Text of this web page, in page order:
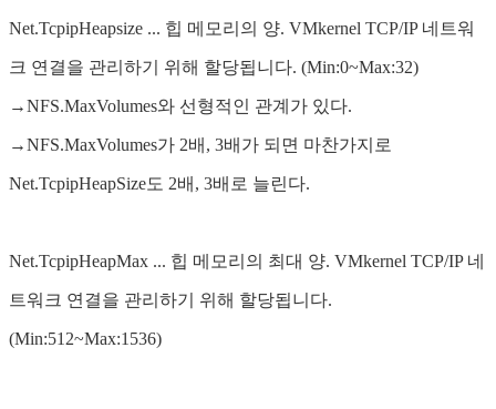
Net.TcpipHeapsize ... 힙 메모리의 양. VMkernel TCP/IP 네트워
크 연결을 관리하기 위해 할당됩니다. (Min:0~Max:32)
→NFS.MaxVolumes와 선형적인 관계가 있다.
→NFS.MaxVolumes가 2배, 3배가 되면 마찬가지로
Net.TcpipHeapSize도 2배, 3배로 늘린다.
Net.TcpipHeapMax ... 힙 메모리의 최대 양. VMkernel TCP/IP 네
트워크 연결을 관리하기 위해 할당됩니다.
(Min:512~Max:1536)